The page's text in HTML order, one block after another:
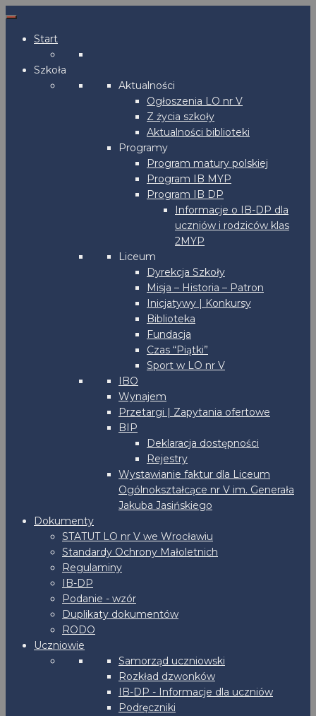
Start
Szkoła
Aktualności
Ogłoszenia LO nr V
Z życia szkoły
Aktualności biblioteki
Programy
Program matury polskiej
Program IB MYP
Program IB DP
Informacje o IB-DP dla
uczniów i rodziców klas
2MYP
Liceum
Dyrekcja Szkoły
Misja – Historia – Patron
Inicjatywy | Konkursy
Biblioteka
Fundacja
Czas “Piątki”
Sport w LO nr V
IBO
Wynajem
Przetargi | Zapytania ofertowe
BIP
Deklaracja dostępności
Rejestry
Wystawianie faktur dla Liceum
Ogólnokształcące nr V im. Generała
Jakuba Jasińskiego
Dokumenty
STATUT LO nr V we Wrocławiu
Standardy Ochrony Małoletnich
Regulaminy
IB-DP
Podanie - wzór
Duplikaty dokumentów
RODO
Uczniowie
Samorząd uczniowski
Rozkład dzwonków
IB-DP - Informacje dla uczniów
Podręczniki